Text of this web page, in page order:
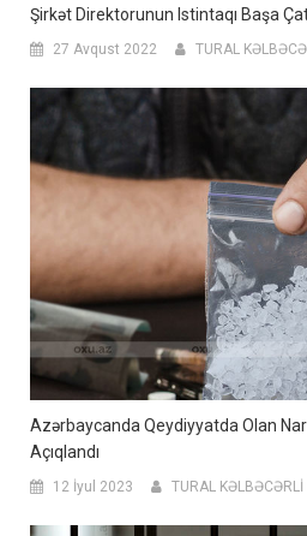
Şirkət Direktorunun Istintaqı Başa
27 Avqust 2022 TURAL
Azərbaycanda Qeydiyyatda Olan
Açıqlandı
12 İyul 2023 TURAL KƏLBƏCƏRLİ